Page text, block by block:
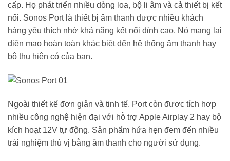
cấp. Họ phát triển nhiều dòng loa, bộ li âm và cả thiết bị kết
nối. Sonos Port là thiết bị âm thanh được nhiều khách
hàng yêu thích nhờ khả năng kết nối đỉnh cao. Nó mang lại
diện mạo hoàn toàn khác biệt đến hệ thống âm thanh hay
bộ thu hiện có của bạn.
Ngoài thiết kế đơn giản và tinh tế, Port còn được tích hợp
nhiều công nghệ hiện đại với hỗ trợ Apple Airplay 2 hay bộ
kích hoạt 12V tự động. Sản phẩm hứa hẹn đem đến nhiều
trải nghiệm thú vị bằng âm thanh cho người sử dụng.